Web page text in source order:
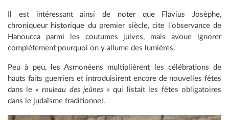
Il est intéressant ainsi de noter que Flavius Josèphe,
chroniqueur historique du premier siècle, cite l’observance de
Hanoucca parmi les coutumes juives, mais avoue ignorer
complétement pourquoi on y allume des lumières.
Peu à peu, les Asmonéens multiplièrent les célébrations de
hauts faits guerriers et introduisirent encore de nouvelles fêtes
dans le « rouleau des jeûnes » qui listait les fêtes obligatoires
dans le judaïsme traditionnel.